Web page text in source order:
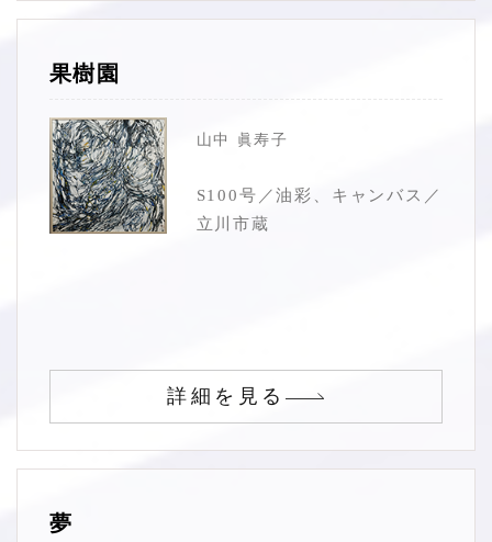
果樹園
山中 眞寿子
S100号／油彩、キャンバス／
立川市蔵
詳細を見る
夢